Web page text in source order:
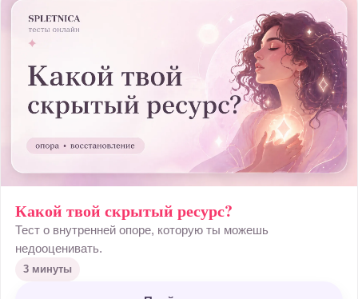
Какой твой скрытый ресурс?
Тест о внутренней опоре, которую ты можешь
недооценивать.
3 минуты